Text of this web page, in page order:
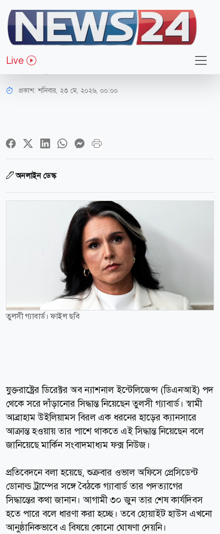
Live
আন্তর্জাতিক
ট্রাম্পের শীর্ষ গোয়েন্দা কর্মকর্তার পদ
থেকে তুলসী গ্যাবার্ডের পদত্যাগ
প্রকাশ:শনিবার, ২৩ মে, ২০২৬, ০০:০০
অনলাইন ডেস্ক
তুলসী গ্যাবার্ড। ফাইল ছবি
যুক্তরাষ্ট্রের ডিরেক্টর অব ন্যাশনাল ইন্টেলিজেন্স (ডিএনআই) পদ
থেকে সরে দাঁড়ানোর সিদ্ধান্ত নিয়েছেন তুলসী গ্যাবার্ড। স্বামী
আব্রাহাম উইলিয়ামস বিরল এক ধরনের হাড়ের ক্যানসারে
আক্রান্ত হওয়ায় তার পাশে থাকতে এই সিদ্ধান্ত নিয়েছেন বলে
জানিয়েছে মার্কিন সংবাদমাধ্যম ফক্স নিউজ।
প্রতিবেদনে বলা হয়েছে, শুক্রবার ওভাল অফিসে প্রেসিডেন্ট
ডোনাল্ড ট্রাম্পের সঙ্গে বৈঠকে গ্যাবার্ড তার পদত্যাগের
সিদ্ধান্তের কথা জানান। আগামী ৩০ জুন তার শেষ কার্যদিবস
হতে পারে বলে ধারণা করা হচ্ছে। তবে হোয়াইট হাউস এখনো
আনুষ্ঠানিকভাবে এ বিষয়ে কোনো ঘোষণা দেয়নি।